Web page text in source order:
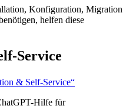
Konfiguration, Migration
helfen diese
Service
& Self-Service“
Hilfe für